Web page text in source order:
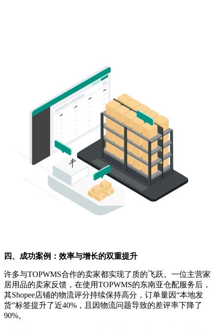
四、成功案例：效率与增长的双重提升
许多与TOPWMS合作的卖家都实现了质的飞跃。一位主营家
居用品的卖家反馈，在使用TOPWMS的东南亚仓配服务后，
其Shopee店铺的物流评分持续保持高分，订单量因“本地发
货”标签提升了近40%，且因物流问题导致的差评率下降了
90%。